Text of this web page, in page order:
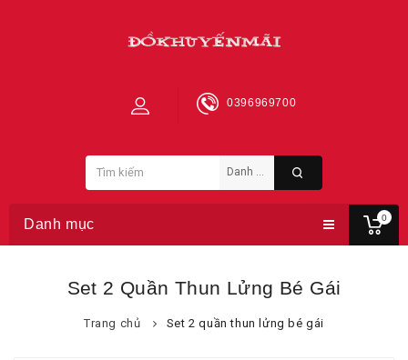
0
0396969700
Danh mục
Set 2 Quần Thun Lửng Bé Gái
Trang chủ Set 2 quần thun lửng bé gái